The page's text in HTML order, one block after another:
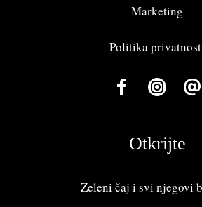
Marketing
Politika
Otkrijte
Zeleni čaj i svi njegovi